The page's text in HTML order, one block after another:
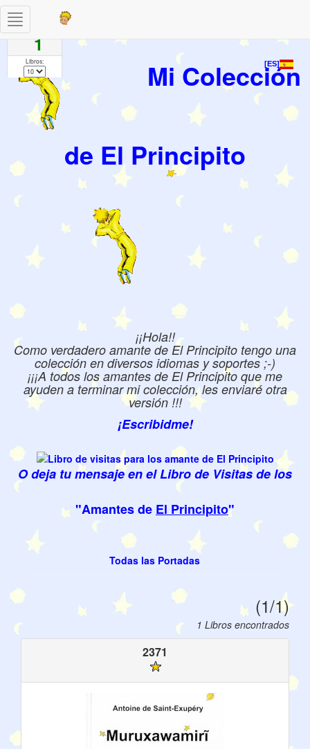
[ES]
Mi Colección
de El Principito
¡¡Hola!!
Como verdadero amante de El Principito tengo una
colección en diversos idiomas y soportes ;-)
¡¡¡A todos los amantes de El Principito que me
ayuden a terminar mi colección, les enviaré otra
versión !!!
¡Escribidme!
O deja tu mensaje en el Libro de Visitas de los
"Amantes de El Principito"
Todas las Portadas
Toggle
navigation
(1/1)
1 Libros encontrados
Paginas
1
Libros:
2371